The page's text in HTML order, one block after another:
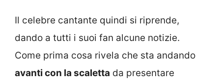
Il celebre cantante quindi si riprende,
dando a tutti i suoi fan alcune notizie.
Come prima cosa rivela che sta andando
avanti con la scaletta da presentare